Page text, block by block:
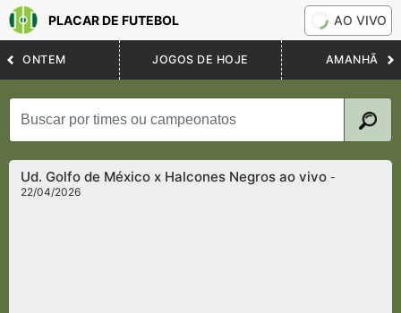
PLACAR DE FUTEBOL AO VIVO
ONTEM JOGOS DE HOJE AMANHÃ
Ud. Golfo de México x Halcones Negros ao vivo-
22/04/2026